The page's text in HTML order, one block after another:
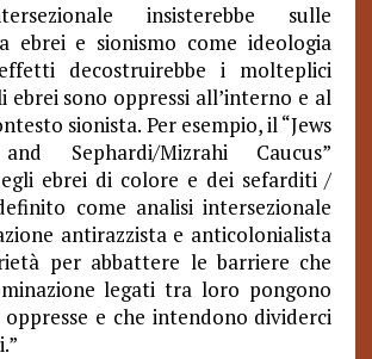
insisterebbe sulle
ebrei e sionismo come ideologia
decostruirebbe i molteplici
ebrei sono oppressi all’interno e al
sionista. Per esempio, il “Jews
Sephardi/Mizrahi Caucus”
ebrei di colore e dei sefarditi /
come analisi intersezionale
antirazzista e anticolonialista
per abbattere le barriere che
legati tra loro pongono
e che intendono dividerci